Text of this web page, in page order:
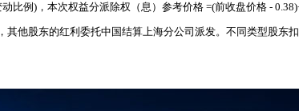
例)，本次权益分派除权（息）参考价格 =(前收盘价格 -
他股东的红利委托中国结算上海分公司派发。不同类型股东